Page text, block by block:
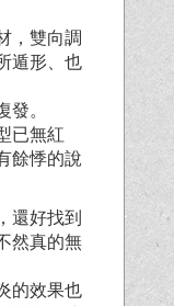
，雙向調
遁形、也
發。
已無紅
餘悸的說
還好找到
然真的無
的效果也